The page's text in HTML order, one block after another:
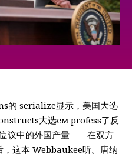
的 serialize显示，美国大选
大选ем profess了反
议中的外国产量——在双方
，这本 Webbaukee听。唐纳